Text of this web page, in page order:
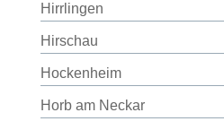
Hirrlingen
Hirschau
Hockenheim
Horb am Neckar